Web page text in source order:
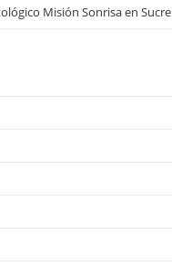
Misión Sonrisa en Sucre